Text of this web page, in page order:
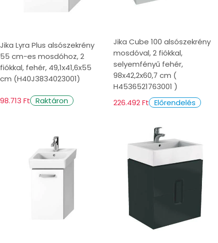
Jika Lyra Plus alsószekrény
55 cm-es mosdóhoz, 2
fiókkal, fehér, 49,1x41,6x55
cm (H40J3834023001)
98.713 Ft Raktáron
Jika Cube 100 alsószekrény
mosdóval, 2 fiókkal,
selyemfényű fehér,
98x42,2x60,7 cm (
H4536521763001 )
226.492 Ft Előrendelés